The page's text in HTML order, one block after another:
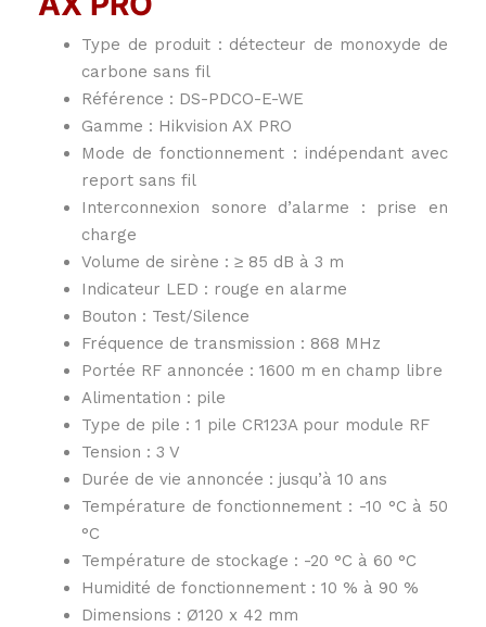
Type de produit : détecteur de monoxyde de
carbone sans fil
Référence : DS-PDCO-E-WE
Gamme : Hikvision AX PRO
Mode de fonctionnement : indépendant avec
report sans fil
Interconnexion sonore d’alarme : prise en
charge
Volume de sirène : ≥ 85 dB à 3 m
Indicateur LED : rouge en alarme
Bouton : Test/Silence
Fréquence de transmission : 868 MHz
Portée RF annoncée : 1600 m en champ libre
Alimentation : pile
Type de pile : 1 pile CR123A pour module RF
Tension : 3 V
Durée de vie annoncée : jusqu’à 10 ans
Température de fonctionnement : -10 °C à 50
°C
Température de stockage : -20 °C à 60 °C
Humidité de fonctionnement : 10 % à 90 %
Dimensions : Ø120 x 42 mm